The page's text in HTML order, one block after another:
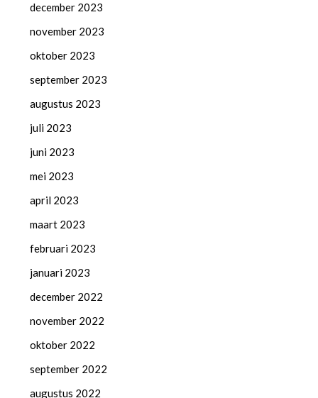
december 2023
november 2023
oktober 2023
september 2023
augustus 2023
juli 2023
juni 2023
mei 2023
april 2023
maart 2023
februari 2023
januari 2023
december 2022
november 2022
oktober 2022
september 2022
augustus 2022